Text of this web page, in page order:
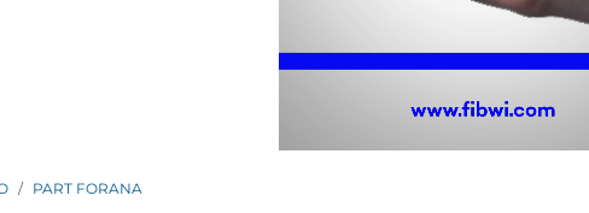
PART FORANA